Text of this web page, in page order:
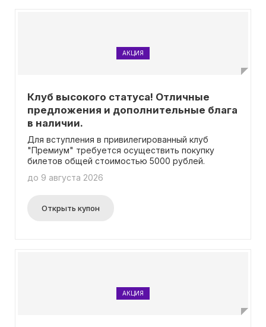
АКЦИЯ
Клуб высокого статуса! Отличные
предложения и дополнительные блага
в наличии.
Для вступления в привилегированный клуб
"Премиум" требуется осуществить покупку
билетов общей стоимостью 5000 рублей.
до 9 августа 2026
Открыть купон
АКЦИЯ